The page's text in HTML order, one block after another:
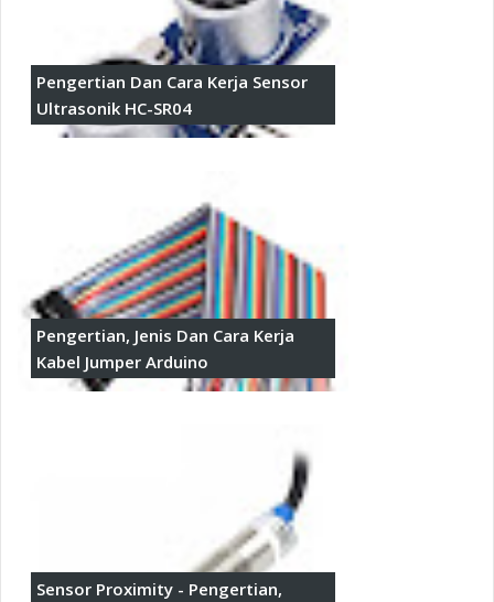
Pengertian Dan Cara Kerja Sensor
Ultrasonik HC-SR04
Pengertian, Jenis Dan Cara Kerja
Kabel Jumper Arduino
Sensor Proximity - Pengertian,